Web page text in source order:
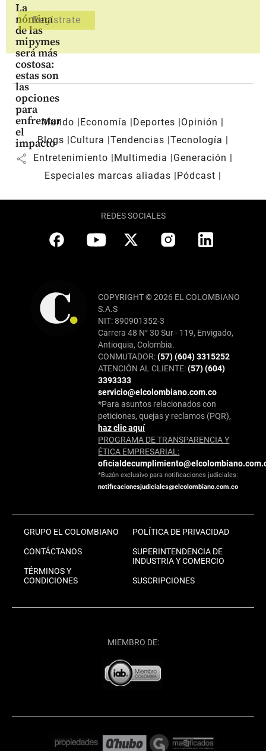
La
nómina
de las
mipymes
será más
costosa:
estas son
las
opciones
para
enfrentar
el
impacto
share
Mundo Economía Deportes
Opinión
Blogs
Cultura Tendencias Tecnología
Entretenimiento
Multimedia
Generación
Especiales marcas aliadas
Pódcast
REDES SOCIALES
COPYRIGHT © 2026 EL COLOMBIANO
S.A.S
NIT: 890901352-3
Carrera 48 N° 30 Sur - 119, Envigado,
Antioquia, Colombia.
CONMUTADOR:(57) (604) 3315252
ATENCIÓN AL CLIENTE:(57) (604)
3393333
servicio@elcolombiano.com.co
*Para asuntos relacionados con
peticiones, quejas y reclamos (PQR),
haz clic aquí
PROGRAMA DE TRANSPARENCIA Y
ÉTICA EMPRESARIAL:
*Buzón exclusivo para notificaciones judiciales:
notificacionesjudiciales@elcolombiano.com.co
GRUPO EL COLOMBIANO
CONTÁCTANOS
TÉRMINOS Y
CONDICIONES
POLÍTICA DE PRIVACIDAD
SUPERINTENDENCIA DE
INDUSTRIA Y COMERCIO
SUSCRIPCIONES
MIEMBRO DE: